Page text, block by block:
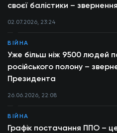
своєї балістики –
02.07.2026, 23:24
ВІЙНА
Уже більш ніж 9500 людей
російського полону –
Президента
26.06.2026, 22:08
ВІЙНА
Графік постачання ППО –